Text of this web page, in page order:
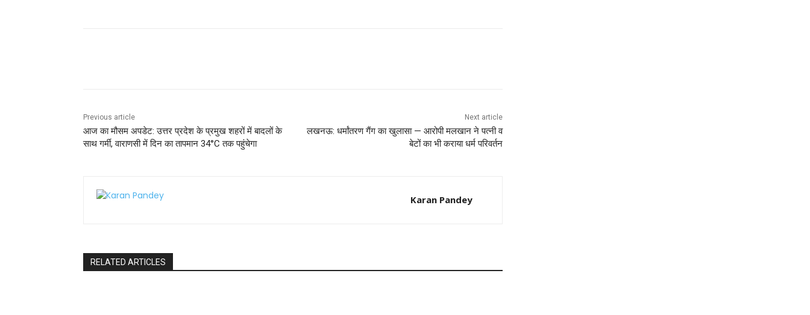
k
Previous article
आज का मौसम अपडेट: उत्तर प्रदेश के प्रमुख शहरों में बादलों के
साथ गर्मी, वाराणसी में दिन का तापमान 34°C तक पहुंचेगा
Next article
लखनऊ: धर्मांतरण गैंग का खुलासा — आरोपी मलखान ने पत्नी व
बेटों का भी कराया धर्म परिवर्तन
Karan Pandey
RELATED ARTICLES